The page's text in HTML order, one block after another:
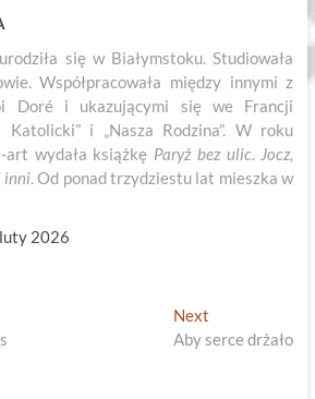
się w Białymstoku. Studiowała
Współpracowała między innymi z
Doré i ukazującymi się we Francji
Katolicki” i „Nasza Rodzina”. W roku
wydała książkę Paryż bez ulic. Jocz,
inni. Od ponad trzydziestu lat mieszka w
2026
Next
post:
Aby serce drżało